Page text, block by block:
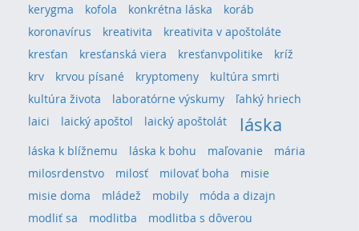
kerygma
kofola konkrétna láska
koráb
koronavírus
kreativita
kreativita v apoštoláte
kresťan
kresťanská viera kresťanvpolitike
kríž
krv
krvou písané kryptomeny
kultúra smrti
kultúra života
laboratórne výskumy
ľahký hriech
laici
laický apoštol laický apoštolát láska
láska k blížnemu láska k bohu maľovanie
mária
milosrdenstvo
milosť milovať boha
misie
misie doma
mládež mobily
móda a dizajn
modliť sa
modlitba
modlitba s dôverou